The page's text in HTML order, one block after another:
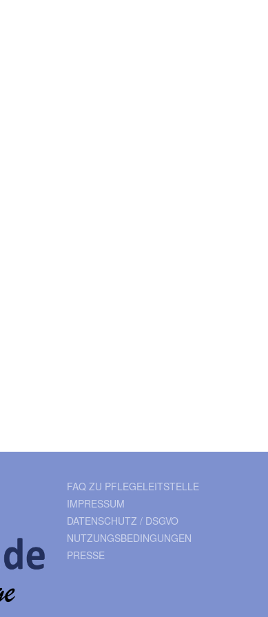
FAQ ZU PFLEGELEITSTELLE
IMPRESSUM
DATENSCHUTZ / DSGVO
NUTZUNGSBEDINGUNGEN
PRESSE